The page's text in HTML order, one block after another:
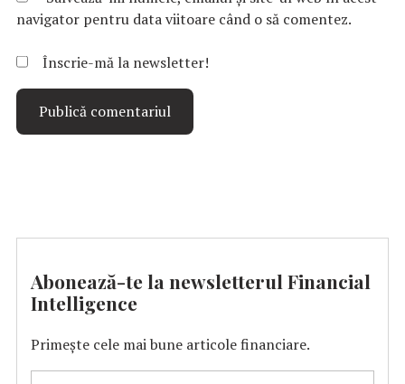
navigator pentru data viitoare când o să comentez.
Înscrie-mă la newsletter!
Abonează-te la newsletterul Financial
Intelligence
Primește cele mai bune articole financiare.